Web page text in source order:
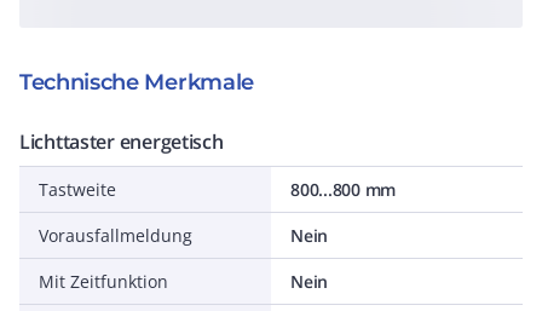
Technische Merkmale
Lichttaster energetisch
Tastweite
800...800 mm
Vorausfallmeldung
Nein
Mit Zeitfunktion
Nein